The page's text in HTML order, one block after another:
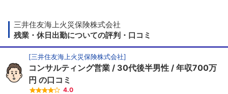
三井住友海上火災保険株式会社
残業・休日出勤についての評判・口コミ
[三井住友海上火災保険株式会社]
コンサルティング営業 30代後半男性
年収700万
円 の口コミ
4.0